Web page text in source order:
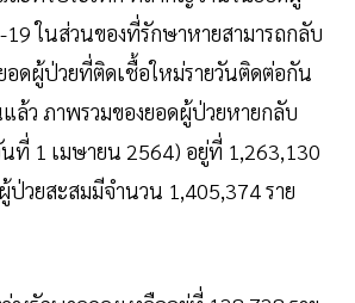
ในส่วนของที่รักษาหายสามารถกลับ
อดผู้ป่วยที่ติดเชื้อใหม่รายวันติดต่อกัน
ล้ว ภาพรวมของยอดผู้ป่วยหายกลับ
ที่ 1 เมษายน 2564) อยู่ที่ 1,263,130
วยสะสมมีจำนวน 1,405,374 ราย